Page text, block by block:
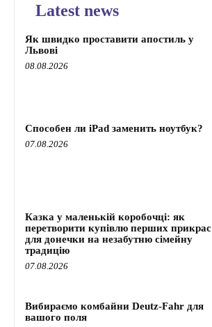
Latest news
Як швидко проставити апостиль у
Львові
08.08.2026
Способен ли iPad заменить ноутбук?
07.08.2026
Казка у маленькій коробочці: як
перетворити купівлю перших прикрас
для донечки на незабутню сімейну
традицію
07.08.2026
Вибираємо комбайни Deutz-Fahr для
вашого поля